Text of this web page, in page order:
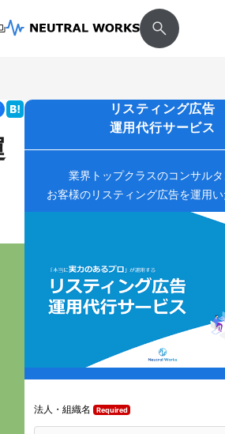
リスティング広告
運用代行サービス
業界トップクラスのコンサル
お客様のリスティング広告を運用い